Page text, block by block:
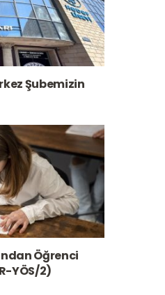
Şubemizin
Öğrenci
YÖS/2)